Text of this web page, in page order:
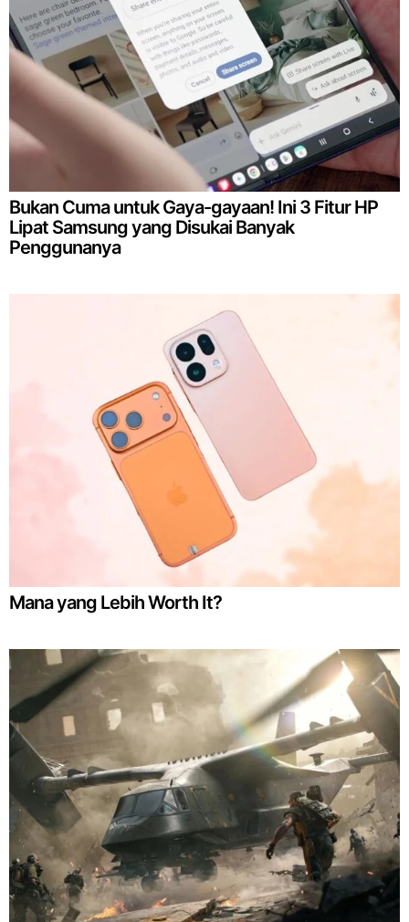
Bukan Cuma untuk Gaya-gayaan! Ini 3 Fitur HP
Lipat Samsung yang Disukai Banyak
Penggunanya
Mana yang Lebih Worth It?